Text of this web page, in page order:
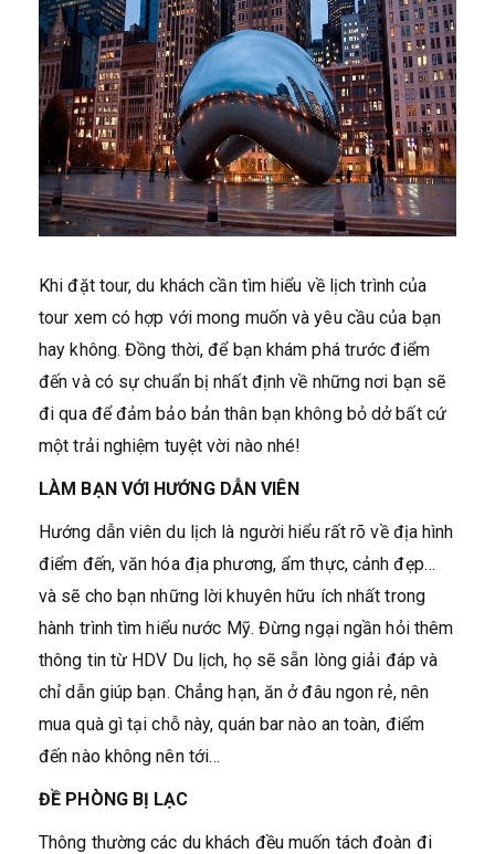
Khi đặt tour, du khách cần tìm hiểu về lịch trình của
tour xem có hợp với mong muốn và yêu cầu của bạn
hay không. Đồng thời, để bạn khám phá trước điểm
đến và có sự chuẩn bị nhất định về những nơi bạn sẽ
đi qua để đảm bảo bản thân bạn không bỏ dở bất cứ
một trải nghiệm tuyệt vời nào nhé!
LÀM BẠN VỚI HƯỚNG DẪN VIÊN
Hướng dẫn viên du lịch là người hiểu rất rõ về địa hình
điểm đến, văn hóa địa phương, ẩm thực, cảnh đẹp…
và sẽ cho bạn những lời khuyên hữu ích nhất trong
hành trình tìm hiểu nước Mỹ. Đừng ngại ngần hỏi thêm
thông tin từ HDV Du lịch, họ sẽ sẵn lòng giải đáp và
chỉ dẫn giúp bạn. Chẳng hạn, ăn ở đâu ngon rẻ, nên
mua quà gì tại chỗ này, quán bar nào an toàn, điểm
đến nào không nên tới…
ĐỀ PHÒNG BỊ LẠC
Thông thường các du khách đều muốn tách đoàn đi